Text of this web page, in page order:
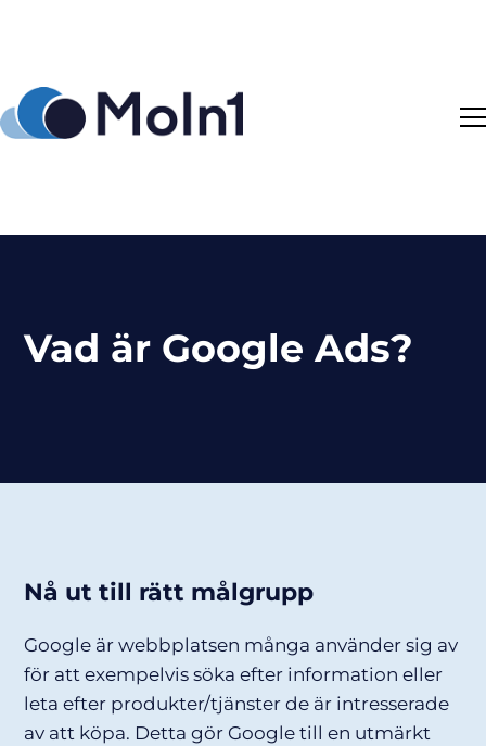
Vad är Google Ads?
Nå ut till rätt målgrupp
Google är webbplatsen många använder sig av
för att exempelvis söka efter information eller
leta efter produkter/tjänster de är intresserade
av att köpa. Detta gör Google till en utmärkt